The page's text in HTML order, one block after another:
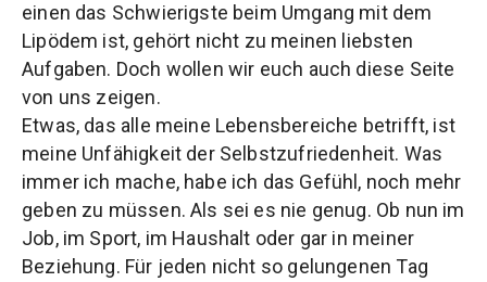
einen das Schwierigste beim Umgang mit dem
Lipödem ist, gehört nicht zu meinen liebsten
Aufgaben. Doch wollen wir euch auch diese Seite
von uns zeigen.
Etwas, das alle meine Lebensbereiche betrifft, ist
meine Unfähigkeit der Selbstzufriedenheit. Was
immer ich mache, habe ich das Gefühl, noch mehr
geben zu müssen. Als sei es nie genug. Ob nun im
Job, im Sport, im Haushalt oder gar in meiner
Beziehung. Für jeden nicht so gelungenen Tag